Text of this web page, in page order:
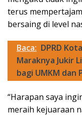
terus
bersaing di level
Baca: DPRD
Maraknya Jukir
bagi UMKM dan
“Harapan saya
meraih kejuaraan